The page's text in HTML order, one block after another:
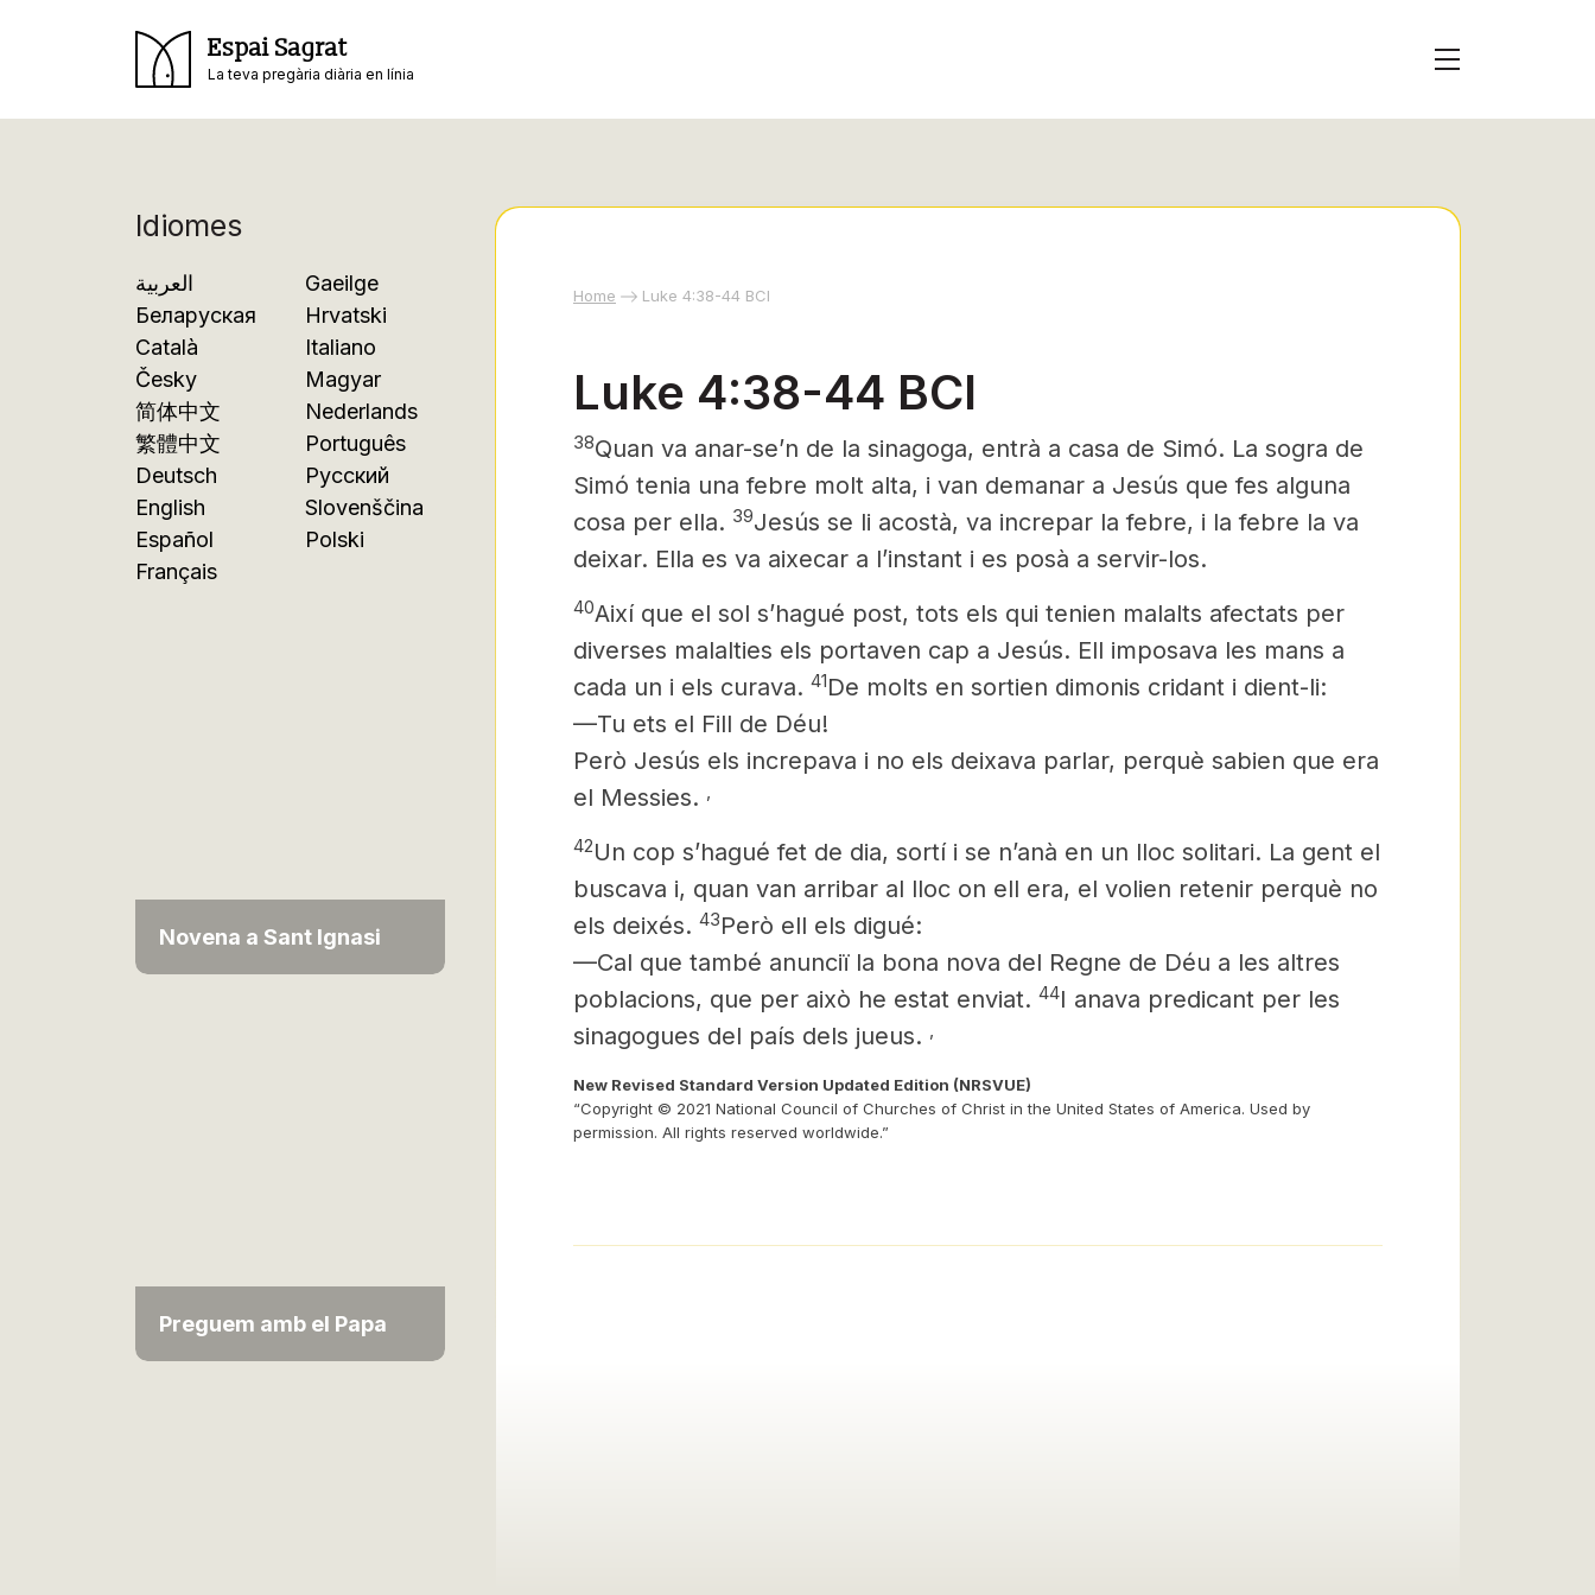
Espai Sagrat
La teva pregària diària en línia
Idiomes
العربية
Беларуская
Català
Česky
简体中文
繁體中文
Deutsch
English
Español
Français
Gaeilge
Hrvatski
Italiano
Magyar
Nederlands
Português
Русский
Slovenščina
Polski
Novena a Sant Ignasi
Preguem amb el Papa
Home Luke 4:38-44 BCI
Luke 4:38-44 BCI
38Quan va anar-se’n de la sinagoga, entrà a casa de Simó. La sogra de
Simó tenia una febre molt alta, i van demanar a Jesús que fes alguna
cosa per ella. 39Jesús se li acostà, va increpar la febre, i la febre la va
deixar. Ella es va aixecar a l’instant i es posà a servir-los.
40Així que el sol s’hagué post, tots els qui tenien malalts afectats per
diverses malalties els portaven cap a Jesús. Ell imposava les mans a
cada un i els curava. 41De molts en sortien dimonis cridant i dient-li:
—Tu ets el Fill de Déu!
Però Jesús els increpava i no els deixava parlar, perquè sabien que era
el Messies.
42Un cop s’hagué fet de dia, sortí i se n’anà en un lloc solitari. La gent el
buscava i, quan van arribar al lloc on ell era, el volien retenir perquè no
els deixés. 43Però ell els digué:
—Cal que també anunciï la bona nova del Regne de Déu a les altres
poblacions, que per això he estat enviat. 44I anava predicant per les
sinagogues del país dels jueus.
New Revised Standard Version Updated Edition (NRSVUE)
“Copyright © 2021 National Council of Churches of Christ in the United States of America. Used by
permission. All rights reserved worldwide.”